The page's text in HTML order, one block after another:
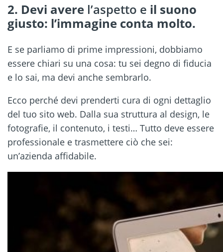
2. Devi avere l’aspetto e il suono
giusto: l’immagine conta molto.
E se parliamo di prime impressioni, dobbiamo
essere chiari su una cosa: tu sei degno di fiducia
e lo sai, ma devi anche sembrarlo.
Ecco perché devi prenderti cura di ogni dettaglio
del tuo sito web. Dalla sua struttura al design, le
fotografie, il contenuto, i testi… Tutto deve essere
professionale e trasmettere ciò che sei:
un’azienda affidabile.